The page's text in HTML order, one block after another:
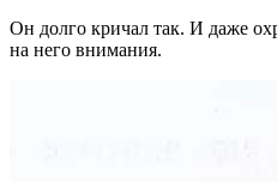
Он долго кричал так. И даже
на него внимания.